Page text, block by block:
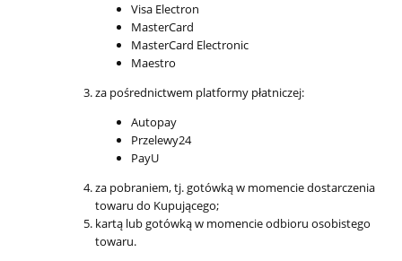
Visa Electron
MasterCard
MasterCard Electronic
Maestro
za pośrednictwem platformy płatniczej:
Autopay
Przelewy24
PayU
za pobraniem, tj. gotówką w momencie dostarczenia
towaru do Kupującego;
kartą lub gotówką w momencie odbioru osobistego
towaru.